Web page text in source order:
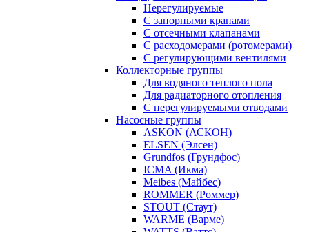
Нерегулируемые
С запорными кранами
С отсечными клапанами
С расходомерами (ротомерами)
С регулирующими вентилями
Коллекторные группы
Для водяного теплого пола
Для радиаторного отопления
С нерегулируемыми отводами
Насосные группы
ASKON (АСКОН)
ELSEN (Элсен)
Grundfos (Грундфос)
ICMA (Икма)
Meibes (Майбес)
ROMMER (Роммер)
STOUT (Стаут)
WARME (Варме)